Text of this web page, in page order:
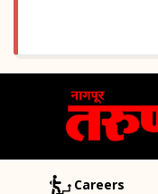
Careers